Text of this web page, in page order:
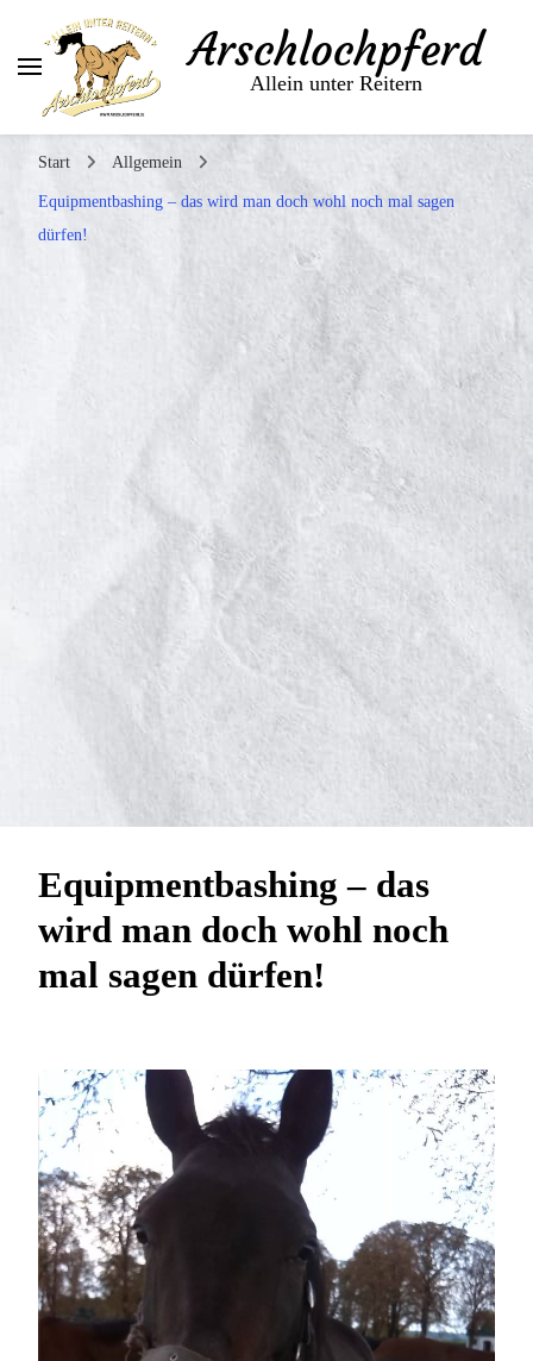
Arschlochpferd
Allein unter Reitern
Start Allgemein
Equipmentbashing – das wird man doch wohl noch mal sagen
dürfen!
Equipmentbashing – das
wird man doch wohl noch
mal sagen dürfen!